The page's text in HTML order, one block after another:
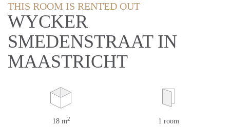
THIS ROOM IS RENTED OUT
WYCKER
SMEDENSTRAAT IN
MAASTRICHT
18 m2 1 room